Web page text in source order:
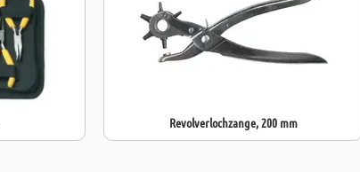
Revolverlochzange, 200 mm